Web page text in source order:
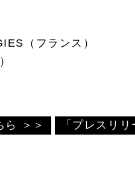
（フランス）
ら ＞＞ 「プレスリ